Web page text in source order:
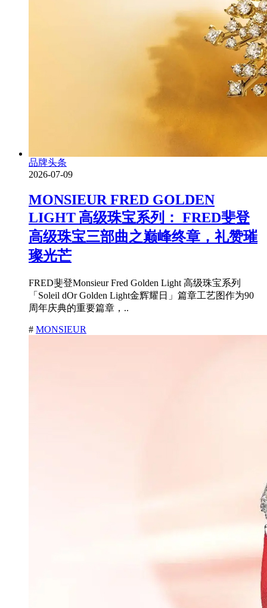
品牌头条
2026-07-09
MONSIEUR FRED GOLDEN
LIGHT 高级珠宝系列： FRED斐登
高级珠宝三部曲之巅峰终章，礼赞璀
璨光芒
FRED斐登Monsieur Fred Golden Light 高级珠宝系列
「Soleil dOr Golden Light金辉耀日」篇章工艺图作为90
周年庆典的重要篇章，..
# MONSIEUR